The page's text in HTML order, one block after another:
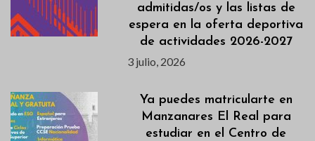
admitidas/os y las listas de
espera en la oferta deportiva
de actividades 2026-2027
3 julio, 2026
Ya puedes matricularte en
Manzanares El Real para
estudiar en el Centro de